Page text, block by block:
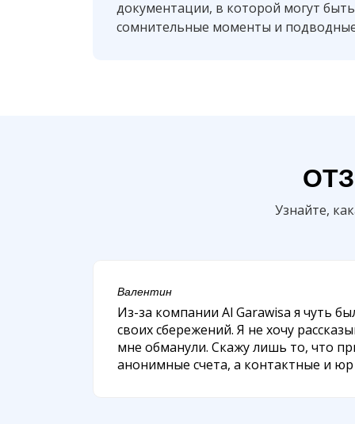
документации, в которой могут
сомнительные моменты и
Узнайте,
Валентин
Из-за компании Al Garawisa я чуть
своих сбережений. Я не хочу
мне обманули. Скажу лишь то, что
анонимные счета, а контактные и